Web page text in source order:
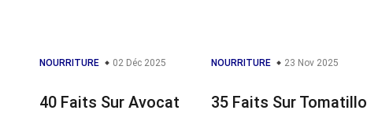
NOURRITURE 02 Déc 2025
40 Faits Sur Avocat
NOURRITURE 23 Nov 2025
35 Faits Sur Tomatillo